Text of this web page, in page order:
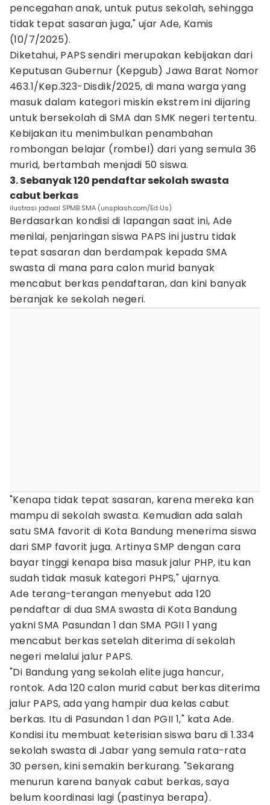
pencegahan anak, untuk putus sekolah, sehingga
tidak tepat sasaran juga," ujar Ade, Kamis
(10/7/2025).
Diketahui, PAPS sendiri merupakan kebijakan dari
Keputusan Gubernur (Kepgub) Jawa Barat Nomor
463.1/Kep.323-Disdik/2025, di mana warga yang
masuk dalam kategori miskin ekstrem ini dijaring
untuk bersekolah di SMA dan SMK negeri tertentu.
Kebijakan itu menimbulkan penambahan
rombongan belajar (rombel) dari yang semula 36
murid, bertambah menjadi 50 siswa.
3. Sebanyak 120 pendaftar sekolah swasta
cabut berkas
ilustrasi jadwal SPMB SMA (unsplash.com/Ed Us)
Berdasarkan kondisi di lapangan saat ini, Ade
menilai, penjaringan siswa PAPS ini justru tidak
tepat sasaran dan berdampak kepada SMA
swasta di mana para calon murid banyak
mencabut berkas pendaftaran, dan kini banyak
beranjak ke sekolah negeri.
"Kenapa tidak tepat sasaran, karena mereka kan
mampu di sekolah swasta. Kemudian ada salah
satu SMA favorit di Kota Bandung menerima siswa
dari SMP favorit juga. Artinya SMP dengan cara
bayar tinggi kenapa bisa masuk jalur PHP, itu kan
sudah tidak masuk kategori PHPS," ujarnya.
Ade terang-terangan menyebut ada 120
pendaftar di dua SMA swasta di Kota Bandung
yakni SMA Pasundan 1 dan SMA PGII 1 yang
mencabut berkas setelah diterima di sekolah
negeri melalui jalur PAPS.
"Di Bandung yang sekolah elite juga hancur,
rontok. Ada 120 calon murid cabut berkas diterima
jalur PAPS, ada yang hampir dua kelas cabut
berkas. Itu di Pasundan 1 dan PGII 1," kata Ade.
Kondisi itu membuat keterisian siswa baru di 1.334
sekolah swasta di Jabar yang semula rata-rata
30 persen, kini semakin berkurang. "Sekarang
menurun karena banyak cabut berkas, saya
belum koordinasi lagi (pastinya berapa).